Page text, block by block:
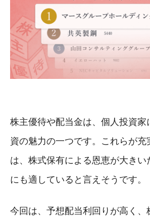
株主優待や配当金は、個人投資家
資の魅力の一つです。これらが充
は、株式保有による恩恵が大きい
にも適していると言えそうです。
今回は、予想配当利回りが高く、